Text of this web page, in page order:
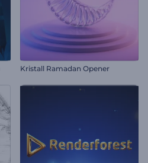
Kristall Ramadan Opener